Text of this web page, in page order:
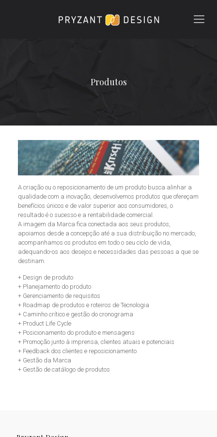
Produtos
A criação ou o reposicionamento de um produto busca alinhar a
qualidade com a inovação, desenvolvemos produtos que ofereçam
benefícios únicos e de valor superior aos consumidores, o
resultado é o sucesso e a rentabilidade comercial.
A imagem da Marca fica conectada aos seus produtos,
apoiamos desde a concepção até a sua distribuição no mercado,
acompanhamos os produtos em todo o seu ciclo de vida,
adequando-os aos desejos e necessidades das pessoas a que se
destinam.
+ Design de produto
+ Planejamento do produto
+ Gerenciamento de requisitos
+ Roadmap de produtos e roteiros de Tecnologia
+ Caminho crítico e gestão do cronograma
+ Product Life Cycle
+ Posicionamento do produto e mensagens
+ Promoção junto à imprensa, clientes atuais e potenciais
+ Feedback dos clientes e reposicionamento
+ Gestão da Marca
+ Gestão de catálogo de produtos